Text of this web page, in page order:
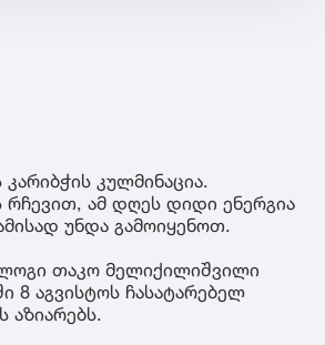
კულმინაცია.
რჩევით, ამ დღეს დიდი ენერგია
უნდა გამოიყენოთ.
თაკო მელიქილიშვილი
8 აგვისტოს ჩასატარებელ
აზიარებს.